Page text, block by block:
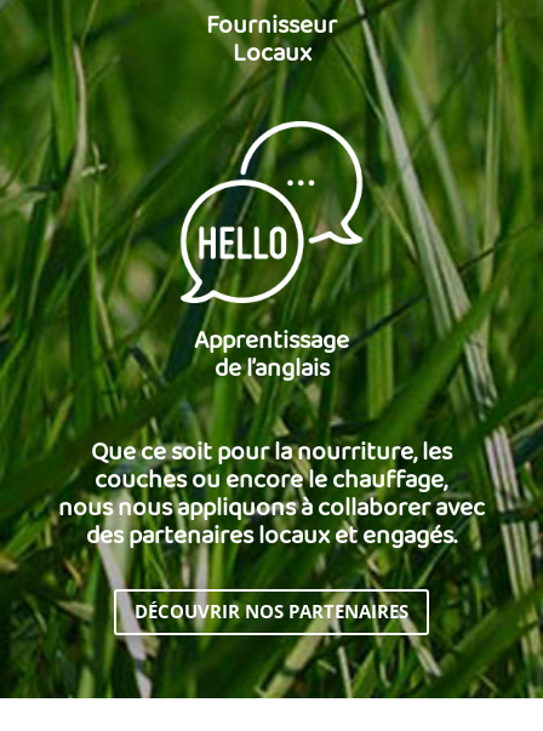
Fournisseur
Locaux
Apprentissage
de l’anglais
Que ce soit pour la nourriture, les
couches ou encore le chauffage,
nous nous appliquons à collaborer avec
des partenaires locaux et engagés.
DÉCOUVRIR NOS PARTENAIRES